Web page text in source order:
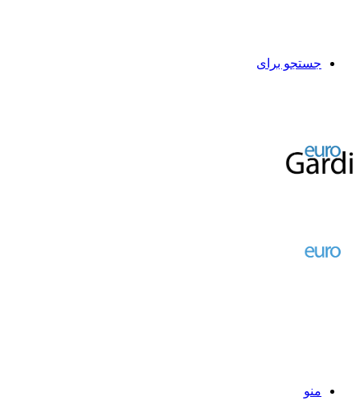
جستجو برای
منو